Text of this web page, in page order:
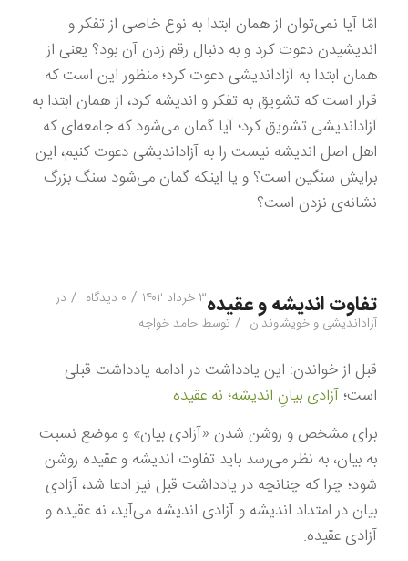
امّا آیا نمی‌توان از همان ابتدا به نوع خاصی از تفکر و
اندیشیدن دعوت کرد و به دنبال رقم زدن آن بود؟ یعنی از
همان ابتدا به آزاداندیشی دعوت کرد؛ منظور این است که
قرار است که تشویق به تفکر و اندیشه کرد، از همان ابتدا به
آزاداندیشی تشویق کرد؛ آیا گمان می‌شود که جامعه‌ای که
اهل اصل اندیشه نیست را به آزاداندیشی دعوت کنیم، این
برایش سنگین است؟ و یا اینکه گمان می‌شود سنگ بزرگ
نشانه‌ی نزدن است؟
تفاوت اندیشه و عقیده۳ خرداد ۱۴۰۲ / ۰ دیدگاه / در
آزاداندیشی و خویشاوندان / توسط حامد خواجه
قبل از خواندن: این یادداشت در ادامه یادداشت قبلی
است؛ آزادی بیانِ اندیشه؛ نه عقیده
برای مشخص و روشن شدن «آزادی بیان» و موضع نسبت
به بیان، به نظر می‌رسد باید تفاوت اندیشه و عقیده روشن
شود؛ چرا که چنانچه در یادداشت قبل نیز ادعا شد، آزادی
بیان در امتداد اندیشه و آزادی اندیشه می‌آید، نه عقیده و
آزادی عقیده.